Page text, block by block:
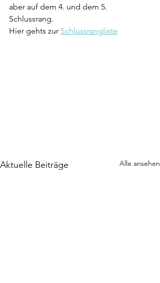
aber auf dem 4. und dem 5.
Schlussrang.
Hier gehts zur Schlussrangliste
Aktuelle Beiträge Alle ansehen